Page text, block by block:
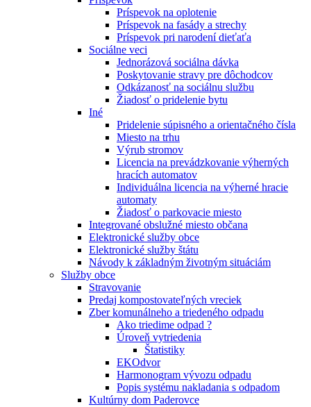
Príspevok na oplotenie
Príspevok na fasády a strechy
Príspevok pri narodení dieťaťa
Sociálne veci
Jednorázová sociálna dávka
Poskytovanie stravy pre dôchodcov
Odkázanosť na sociálnu službu
Žiadosť o pridelenie bytu
Iné
Pridelenie súpisného a orientačného čísla
Miesto na trhu
Výrub stromov
Licencia na prevádzkovanie výherných
hracích automatov
Individuálna licencia na výherné hracie
automaty
Žiadosť o parkovacie miesto
Integrované obslužné miesto občana
Elektronické služby obce
Elektronické služby štátu
Návody k základným životným situáciám
Služby obce
Stravovanie
Predaj kompostovateľných vreciek
Zber komunálneho a triedeného odpadu
Ako triedime odpad ?
Úroveň vytriedenia
Štatistiky
EKOdvor
Harmonogram vývozu odpadu
Popis systému nakladania s odpadom
Kultúrny dom Paderovce